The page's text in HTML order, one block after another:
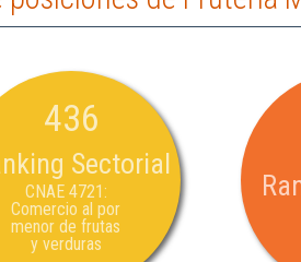
436
Sectorial
CNAE 4721:
Comercio al por
menor de frutas
y verduras